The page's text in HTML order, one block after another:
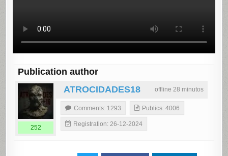
Publication author
offline 28 minutos
ATROCIDADES18
252
Comments: 1293 Publics: 4006
Registration: 26-12-2024